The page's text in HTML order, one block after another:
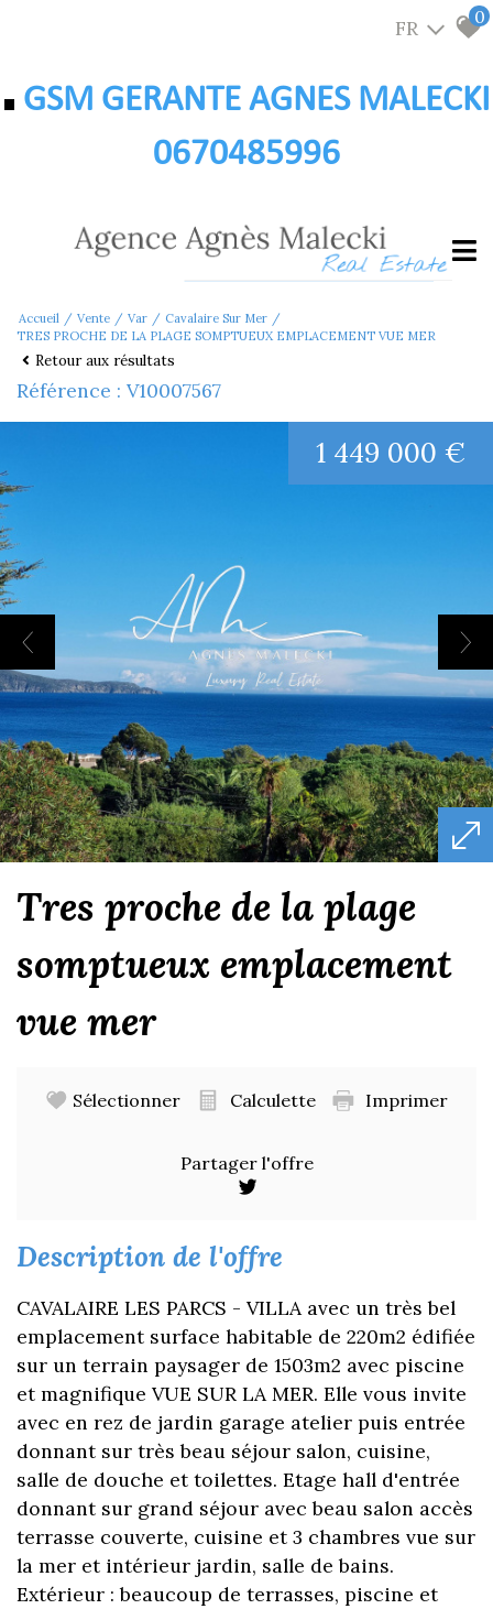
FR 0
GSM GERANTE AGNES MALECKI
0670485996
Accueil Vente Var
Cavalaire Sur Mer
TRES PROCHE DE LA PLAGE SOMPTUEUX EMPLACEMENT VUE MER
Retour aux résultats
Référence : V10007567
1 449 000 €
tres proche de la plage
somptueux emplacement
vue mer
Sélectionner Calculette Imprimer
Partager l'offre
description de l'offre
CAVALAIRE LES PARCS - VILLA avec un très bel
emplacement surface habitable de 220m2 édifiée
sur un terrain paysager de 1503m2 avec piscine
et magnifique VUE SUR LA MER. Elle vous invite
avec en rez de jardin garage atelier puis entrée
donnant sur très beau séjour salon, cuisine,
salle de douche et toilettes. Etage hall d'entrée
donnant sur grand séjour avec beau salon accès
terrasse couverte, cuisine et 3 chambres vue sur
la mer et intérieur jardin, salle de bains.
Extérieur : beaucoup de terrasses, piscine et